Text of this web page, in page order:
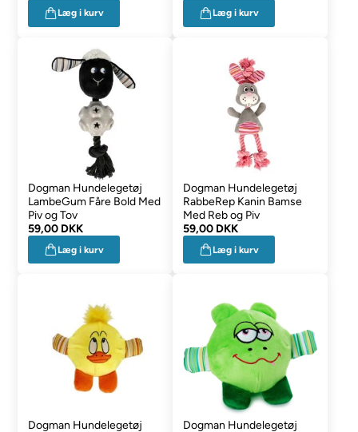
Læg i kurv Læg i kurv
Dogman Hundelegetøj
LambeGum Fåre Bold Med
Piv og Tov
59,00 DKK
Læg i kurv
Dogman Hundelegetøj
RabbeRep Kanin Bamse
Med Reb og Piv
59,00 DKK
Læg i kurv
Dogman Hundelegetøj Dogman Hundelegetøj